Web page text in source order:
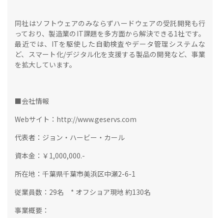
同社はソフトウェアのみならずハードウェアの受託開発も行
っており、製造業のIT課題を多方面から解決できる1社です。
最近では、ITを駆使した自動検査やデータ管理システムな
ど、スマート化/デジタル化を支援する製品の開発など、事業
を拡大しています。
■会社情報
Webサイト：http://www.geservs.com
代表者：ジョン・ハービー・カール
資本金：￥1,000,000.-
所在地：千葉県千葉市美浜区中瀬2-6-1
従業員数：29名 * オフショア現地 約130名
事業概要：